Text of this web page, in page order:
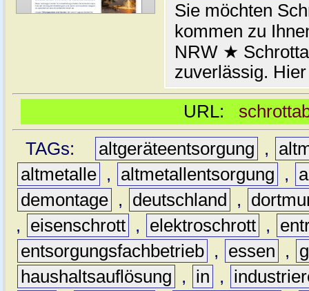
Sie möchten
kommen zu
NRW ★
zuverlässig.
URL:
TAGs:
altgeräteentsorgung ,
altmetalle , altmetallentsorgung ,
demontage , deutschland ,
,
eisenschrott , elektroschrott ,
entsorgungsfachbetrieb , essen ,
haushaltsauflösung
, in ,